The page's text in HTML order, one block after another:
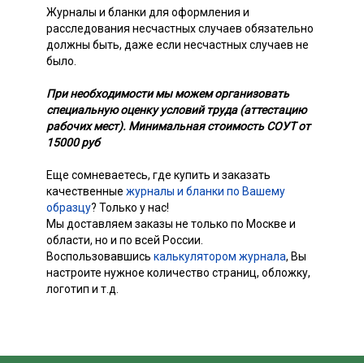
Журналы и бланки для оформления и
расследования несчастных случаев обязательно
должны быть, даже если несчастных случаев не
было.
При необходимости мы можем организовать
специальную оценку условий труда (аттестацию
рабочих мест). Минимальная стоимость СОУТ от
15000 руб
Еще сомневаетесь, где купить и заказать
качественные журналы и бланки по Вашему
образцу? Только у нас!
Мы доставляем заказы не только по Москве и
области, но и по всей России.
Воспользовавшись калькулятором журнала, Вы
настроите нужное количество страниц, обложку,
логотип и т.д.